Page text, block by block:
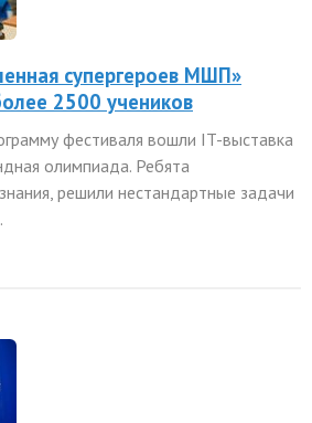
супергероев МШП»
2500 учеников
фестиваля вошли IT-выставка
олимпиада. Ребята
решили нестандартные задачи